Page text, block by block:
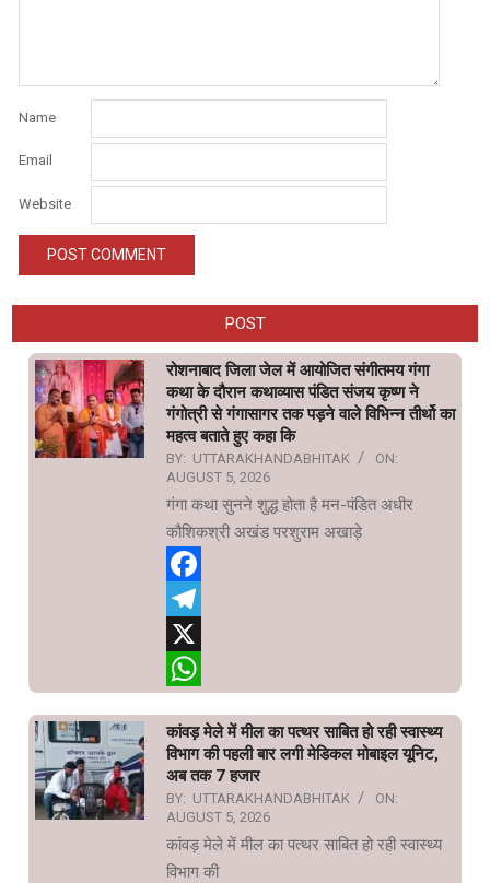
Name
Email
Website
POST
रोशनाबाद जिला जेल में आयोजित संगीतमय गंगा
कथा के दौरान कथाव्यास पंडित संजय कृष्ण ने
गंगोत्री से गंगासागर तक पड़ने वाले विभिन्न तीर्थो का
महत्व बताते हुए कहा कि
BY: UTTARAKHANDABHITAK
ON:
AUGUST 5, 2026
गंगा कथा सुनने शुद्ध होता है मन-पंडित अधीर
कौशिकश्री अखंड परशुराम अखाड़े
Facebook
Telegram
X
कांवड़ मेले में मील का पत्थर साबित हो रही स्वास्थ्य
विभाग की पहली बार लगी मेडिकल मोबाइल यूनिट,
अब तक 7 हजार
BY: UTTARAKHANDABHITAK
ON:
AUGUST 5, 2026
कांवड़ मेले में मील का पत्थर साबित हो रही स्वास्थ्य
विभाग की